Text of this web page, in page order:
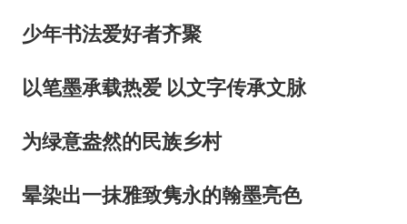
少年书法爱好者齐聚
以笔墨承载热爱 以文字传承文脉
为绿意盎然的民族乡村
晕染出一抹雅致隽永的翰墨亮色